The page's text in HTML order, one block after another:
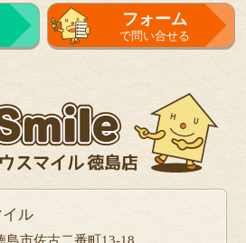
フォーム
で問い合せる
ル
島市佐古二番町13-18